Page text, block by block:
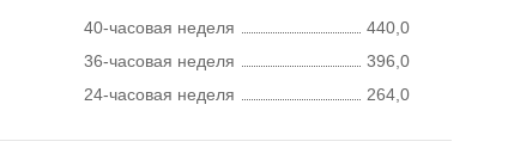
40-часовая неделя
440,0
36-часовая неделя
396,0
24-часовая неделя
264,0